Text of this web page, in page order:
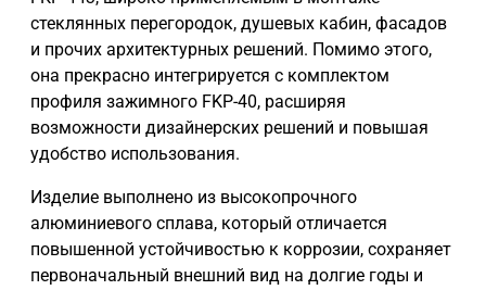
стеклянных перегородок, душевых кабин, фасадов
и прочих архитектурных решений. Помимо этого,
она прекрасно интегрируется с комплектом
профиля зажимного FKP-40, расширяя
возможности дизайнерских решений и повышая
удобство использования.
Изделие выполнено из высокопрочного
алюминиевого сплава, который отличается
повышенной устойчивостью к коррозии, сохраняет
первоначальный внешний вид на долгие годы и